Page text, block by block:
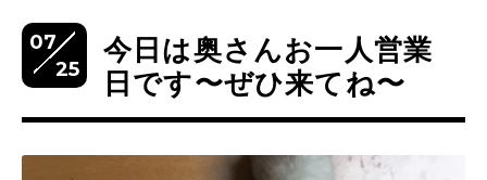
07
25
今日は奥さんお一人営業
日です〜ぜひ来てね〜